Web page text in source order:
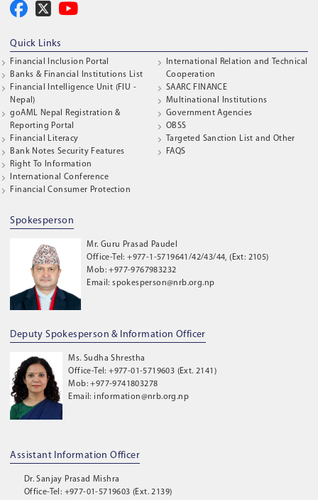
Quick Links
Financial Inclusion Portal
Banks & Financial Institutions List
Financial Intelligence Unit (FIU -
Nepal)
goAML Nepal Registration &
Reporting Portal
Financial Literacy
Bank Notes Security Features
Right To Information
International Conference
Financial Consumer Protection
International Relation and Technical
Cooperation
SAARC FINANCE
Multinational Institutions
Government Agencies
OBSS
Targeted Sanction List and Other
FAQS
Spokesperson
Mr. Guru Prasad Paudel
Office-Tel: +977-1-5719641/42/43/44, (Ext: 2105)
Mob: +977-9767983232
Email: spokesperson@nrb.org.np
Deputy Spokesperson & Information Officer
Ms. Sudha Shrestha
Office-Tel: +977-01-5719603 (Ext. 2141)
Mob: +977-9741803278
Email: information@nrb.org.np
Assistant Information Officer
Dr. Sanjay Prasad Mishra
Office-Tel: +977-01-5719603 (Ext. 2139)